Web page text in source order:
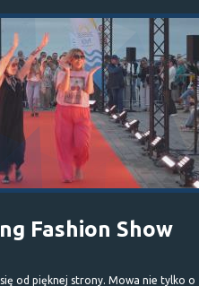
Fashion Show
od pięknej strony. Mowa nie tylko o